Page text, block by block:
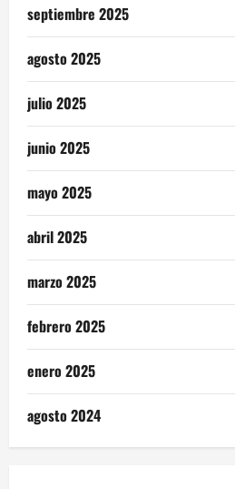
septiembre 2025
agosto 2025
julio 2025
junio 2025
mayo 2025
abril 2025
marzo 2025
febrero 2025
enero 2025
agosto 2024